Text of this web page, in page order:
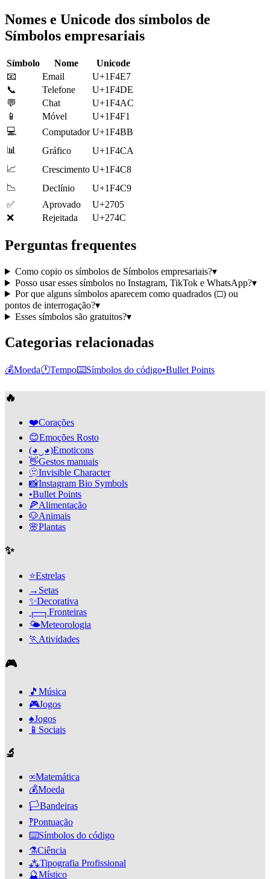
Nomes e Unicode dos símbolos de
Símbolos empresariais
Símbolo Nome
Unicode
📧
Email
U+1F4E7
📞
Telefone
U+1F4DE
💬
Chat
U+1F4AC
📱
Móvel
U+1F4F1
💻
Computador U+1F4BB
📊
Gráfico
U+1F4CA
📈
Crescimento U+1F4C8
📉
Declínio
U+1F4C9
✅
Aprovado
U+2705
❌
Rejeitada U+274C
Perguntas frequentes
Como copio os símbolos de Símbolos empresariais?▾
Posso usar esses símbolos no Instagram, TikTok e WhatsApp?▾
Por que alguns símbolos aparecem como quadrados (□) ou
pontos de interrogação?▾
Esses símbolos são gratuitos?▾
Categorias relacionadas
💰Moeda🕐Tempo⌨️Símbolos do código•Bullet Points
🔥
❤️Corações
😊Emoções Rosto
(◕‿◕)Emoticons
👋Gestos manuais
🫥Invisible Character
📸Instagram Bio Symbols
•Bullet Points
🍕Alimentação
🐶Animais
🌸Plantas
✨
⭐Estrelas
→ Setas
✨Decorativa
┌─┐ Fronteiras
🌤️Meteorologia
🏃 Atividades
🎮
🎵 Música
🎮Jogos
♠️Jogos
📱 Sociais
🔬
∞Matemática
💰Moeda
🏳️Bandeiras
‽Pontuação
⌨️Símbolos do código
⚗️Ciência
⁂Tipografia Profissional
🔮Místico